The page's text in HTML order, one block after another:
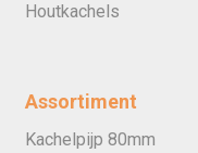
Houtkachels
Assortiment
Kachelpijp 80mm